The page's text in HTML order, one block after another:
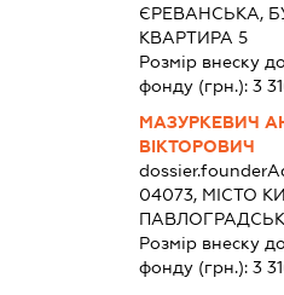
ЄРЕВАНСЬКА,
КВАРТИРА 5
Розмір внеску
фонду (грн.): 3
МАЗУРКЕВИЧ
ВІКТОРОВИЧ
04073, МІСТО
Розмір внеску
фонду (грн.): 3